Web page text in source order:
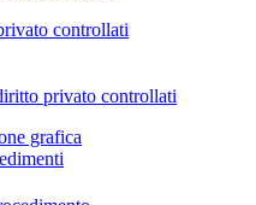
controllati
privato controllati
grafica